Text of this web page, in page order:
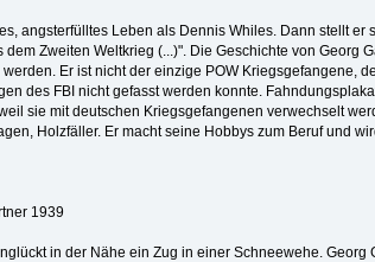
angsterfülltes Leben als Dennis Whiles. Dann stellt
dem Zweiten Weltkrieg (...)". Die Geschichte von Georg
werden. Er ist nicht der einzige POW Kriegsgefangene,
des FBI nicht gefasst werden konnte.
sie mit deutschen Kriegsgefangenen verwechselt
Holzfäller. Er macht seine Hobbys zum Beruf und
1939
in der Nähe ein Zug in einer Schneewehe.